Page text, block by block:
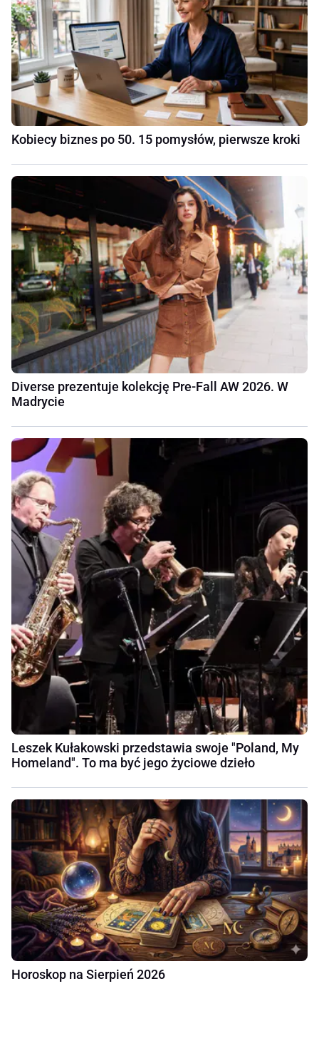
Kobiecy biznes po 50. 15 pomysłów, pierwsze kroki
Diverse prezentuje kolekcję Pre-Fall AW 2026. W
Madrycie
Leszek Kułakowski przedstawia swoje "Poland, My
Homeland". To ma być jego życiowe dzieło
Horoskop na Sierpień 2026